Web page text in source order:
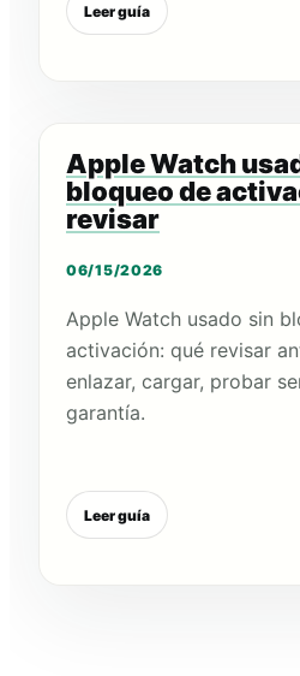
Leer guía
Apple Watch
bloqueo de
revisar
06/15/2026
Apple Watch usado sin
activación: qué revisar
enlazar, cargar, probar
garantía.
Leer guía